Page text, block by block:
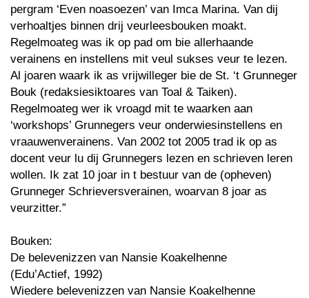
pergram ‘Even noasoezen’ van Imca Marina. Van dij
verhoaltjes binnen drij veurleesbouken moakt.
Regelmoateg was ik op pad om bie allerhaande
verainens en instellens mit veul sukses veur te lezen.
Al joaren waark ik as vrijwilleger bie de St. ‘t Grunneger
Bouk (redaksiesiktoares van Toal & Taiken).
Regelmoateg wer ik vroagd mit te waarken aan
‘workshops’ Grunnegers veur onderwiesinstellens en
vraauwenverainens. Van 2002 tot 2005 trad ik op as
docent veur lu dij Grunnegers lezen en schrieven leren
wollen. Ik zat 10 joar in t bestuur van de (opheven)
Grunneger Schrieversverainen, woarvan 8 joar as
veurzitter.”
Bouken:
De belevenizzen van Nansie Koakelhenne
(Edu’Actief, 1992)
Wiedere belevenizzen van Nansie Koakelhenne